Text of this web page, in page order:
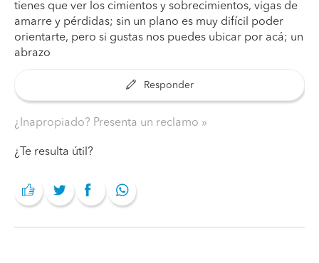
tienes que ver los cimientos y sobrecimientos, vigas de
amarre y pérdidas; sin un plano es muy difícil poder
orientarte, pero si gustas nos puedes ubicar por acá; un
abrazo
Responder
¿Inapropiado? Presenta un reclamo
¿Te resulta útil?